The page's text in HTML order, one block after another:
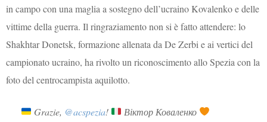
in campo con una maglia a sostegno dell’ucraino Kovalenko e delle
vittime della guerra. Il ringraziamento non si è fatto attendere: lo
Shakhtar Donetsk, formazione allenata da De Zerbi e ai vertici del
campionato ucraino, ha rivolto un riconoscimento allo Spezia con la
foto del centrocampista aquilotto.
Grazie, @acspezia!
Віктор Коваленко